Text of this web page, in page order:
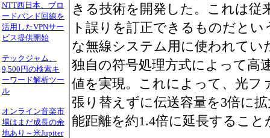
NTT西日本、ブロ
ードバンド回線を
活用したVPNサー
ビス提供開始
テックジャム、
9,500円の検索キ
ーワード解析ツー
ル
オンライン音楽市
場はまだ成長の余
地あり～米Jupiter
きる技術を開発した。これは従
ト誤りを訂正できるものだとい
な無線システム用に使われてい
独自の符号処理方式によって高
値を実現。これによって、光フ
張り替えずに伝送容量を3倍に
能距離を約1.4倍に延長するこ